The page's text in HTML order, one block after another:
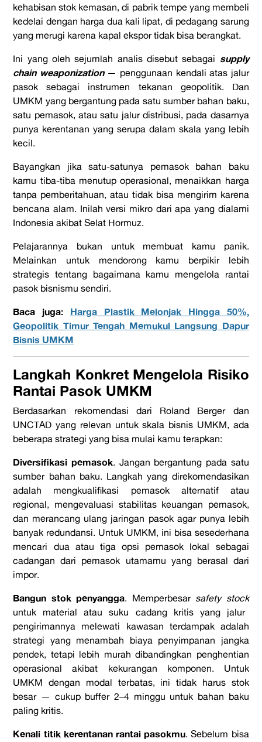
kehabisan stok kemasan, di pabrik tempe yang membeli
kedelai dengan harga dua kali lipat, di pedagang sarung
yang merugi karena kapal ekspor tidak bisa berangkat.
Ini yang oleh sejumlah analis disebut sebagai supply
chain weaponization— penggunaan kendali atas jalur
pasok sebagai instrumen tekanan geopolitik. Dan
UMKM yang bergantung pada satu sumber bahan baku,
satu pemasok, atau satu jalur distribusi, pada dasarnya
punya kerentanan yang serupa dalam skala yang lebih
kecil.
Bayangkan jika satu-satunya pemasok bahan baku
kamu tiba-tiba menutup operasional, menaikkan harga
tanpa pemberitahuan, atau tidak bisa mengirim karena
bencana alam. Inilah versi mikro dari apa yang dialami
Indonesia akibat Selat Hormuz.
Pelajarannya bukan untuk membuat kamu panik.
Melainkan untuk mendorong kamu berpikir lebih
strategis tentang bagaimana kamu mengelola rantai
pasok bisnismu sendiri.
Baca juga: Harga Plastik Melonjak Hingga 50%,
Geopolitik Timur Tengah Memukul Langsung Dapur
Bisnis UMKM
Langkah Konkret Mengelola Risiko
Rantai Pasok UMKM
Berdasarkan rekomendasi dari Roland Berger dan
UNCTAD yang relevan untuk skala bisnis UMKM, ada
beberapa strategi yang bisa mulai kamu terapkan:
Diversifikasi pemasok. Jangan bergantung pada satu
sumber bahan baku. Langkah yang direkomendasikan
adalah mengkualifikasi pemasok alternatif atau
regional, mengevaluasi stabilitas keuangan pemasok,
dan merancang ulang jaringan pasok agar punya lebih
banyak redundansi. Untuk UMKM, ini bisa sesederhana
mencari dua atau tiga opsi pemasok lokal sebagai
cadangan dari pemasok utamamu yang berasal dari
impor.
Bangun stok penyangga. Memperbesar safety stock
untuk material atau suku cadang kritis yang jalur
pengirimannya melewati kawasan terdampak adalah
strategi yang menambah biaya penyimpanan jangka
pendek, tetapi lebih murah dibandingkan penghentian
operasional akibat kekurangan komponen. Untuk
UMKM dengan modal terbatas, ini tidak harus stok
besar — cukup buffer 2–4 minggu untuk bahan baku
paling kritis.
Kenali titik kerentanan rantai pasokmu. Sebelum bisa